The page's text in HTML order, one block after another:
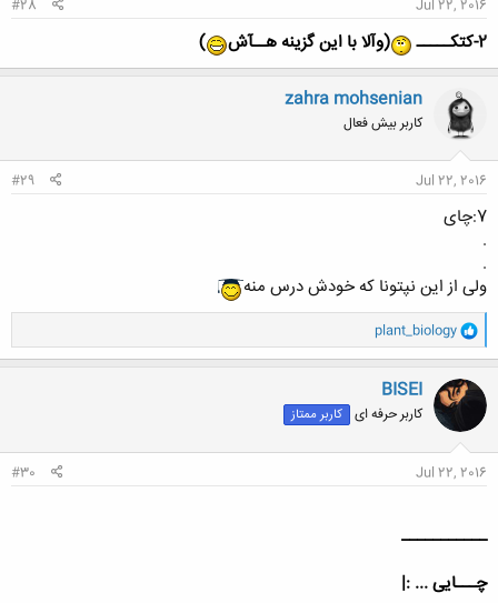
Jul 22, 2016
#28
2-کتکـــــ (وآلا با این گزینه هــآش )
zahra mohsenian
کاربر بیش فعال
Jul 22, 2016
#29
7:چای
.
.
ولی از این نپتونا که خودش درس منه
و
ا
ک
ن
ش
ا
plant_biology
BISEI
کاربر حرفه ای کاربر ممتاز
Jul 22, 2016
#30
___________
چـــایی ... :|